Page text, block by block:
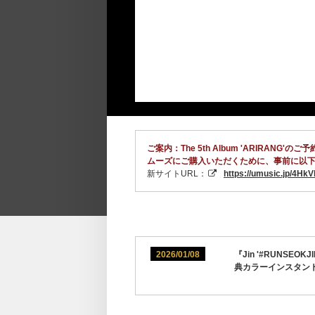
ご案内：The 5th Album 'ARIRANG'のご予
ムーズにご購入いただくために、事前に以
新サイトURL：
https://umusic.jp/
2026/01/08
『Jin
典カラーインスタン